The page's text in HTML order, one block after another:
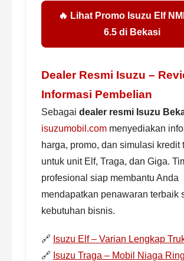
🔥 Lihat Promo Isuzu Elf
6.5 di Bekasi
Dealer Resmi Isuzu –
Informasi Pembelian
Sebagai dealer resmi Isuzu
isuzumobil.com menyediakan
harga, promo, dan simulasi kredit
untuk unit Elf, Traga, dan Giga.
profesional siap membantu Anda
mendapatkan penawaran terbaik
kebutuhan bisnis.
🔗 Isuzu Elf – Varian Lengkap
🔗 Isuzu Traga – Mobil Niaga